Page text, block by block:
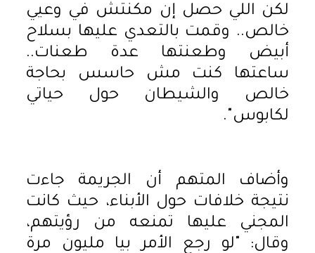
لكن اللي حصل إن مكنتش في وعيي
خالص.. وقمت بالتعدي عليها بسلاح
أبيض وطعنتها عدة طعنات..
ساعتها كنت مش حاسس بحاجة
خالص والشيطان حول حياتي
لكابوس".
وأضاف المتهم أن الجريمة جاءت
نتيجة خلافات حول الأبناء، حيث كانت
المجني عليها تمنعه من رؤيتهم،
وقال: "لو رجع الأمر بيا مليون مرة